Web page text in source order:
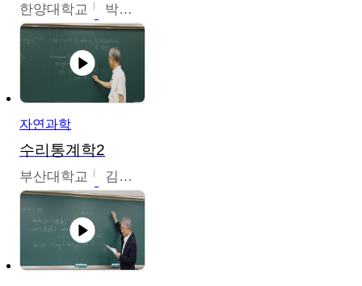
한양대학교 박경호
자연과학
수리통계학2
부산대학교 김충락